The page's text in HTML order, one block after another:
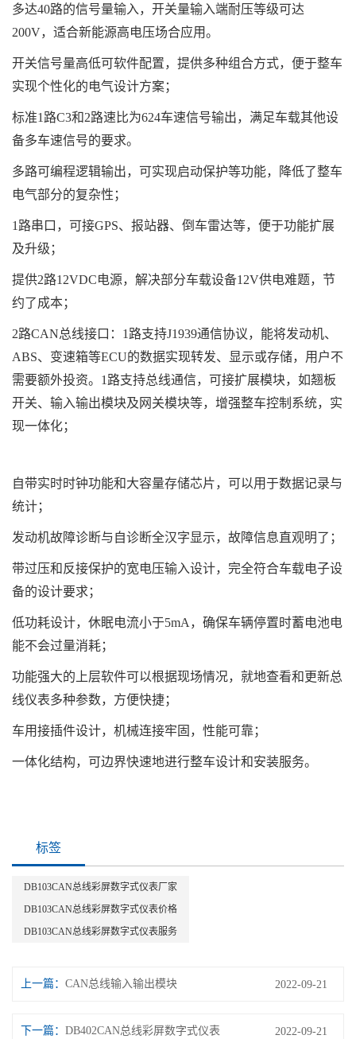
多达40路的信号量输入，开关量输入端耐压等级可达
200V，适合新能源高电压场合应用。
开关信号量高低可软件配置，提供多种组合方式，便于整车
实现个性化的电气设计方案；
标准1路C3和2路速比为624车速信号输出，满足车载其他设
备多车速信号的要求。
多路可编程逻辑输出，可实现启动保护等功能，降低了整车
电气部分的复杂性；
1路串口，可接GPS、报站器、倒车雷达等，便于功能扩展
及升级；
提供2路12VDC电源，解决部分车载设备12V供电难题，节
约了成本；
2路CAN总线接口：1路支持J1939通信协议，能将发动机、
ABS、变速箱等ECU的数据实现转发、显示或存储，用户不
需要额外投资。1路支持总线通信，可接扩展模块，如翘板
开关、输入输出模块及网关模块等，增强整车控制系统，实
现一体化；
自带实时时钟功能和大容量存储芯片，可以用于数据记录与
统计；
发动机故障诊断与自诊断全汉字显示，故障信息直观明了；
带过压和反接保护的宽电压输入设计，完全符合车载电子设
备的设计要求；
低功耗设计，休眠电流小于5mA，确保车辆停置时蓄电池电
能不会过量消耗；
功能强大的上层软件可以根据现场情况，就地查看和更新总
线仪表多种参数，方便快捷；
车用接插件设计，机械连接牢固，性能可靠；
一体化结构，可边界快速地进行整车设计和安装服务。
标签
DB103CAN总线彩屏数字式仪表厂家
DB103CAN总线彩屏数字式仪表价格
DB103CAN总线彩屏数字式仪表服务
上一篇： CAN总线输入输出模块 2022-09-21
下一篇： DB402CAN总线彩屏数字式仪表 2022-09-21